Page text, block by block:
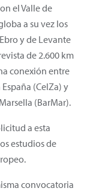
el Valle de
a su vez los
y de Levante
de 2.600 km
conexión entre
(CelZa) y
(BarMar).
a esta
estudios de
convocatoria